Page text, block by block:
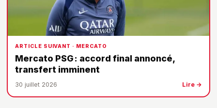
ARTICLE SUIVANT · MERCATO
Mercato PSG : accord final annoncé,
transfert imminent
30 juillet 2026 Lire →